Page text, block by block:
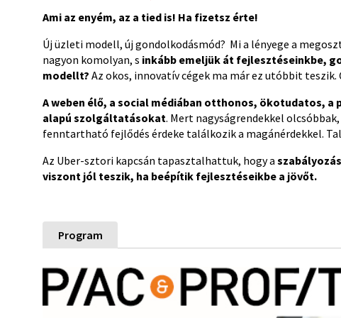
Ami az enyém, az a tied is! Ha fizetsz érte!
Új üzleti modell, új gondolkodásmód? Mi a lényege a
nagyon komolyan, s inkább emeljük át fejlesztéseinkbe,
modellt? Az okos, innovatív cégek ma már ez utóbbit
A weben élő, a social médiában otthonos, ökotudatos,
alapú szolgáltatásokat. Mert nagyságrendekkel
fenntartható fejlődés érdeke találkozik a magánérdekkel.
Az Uber-sztori kapcsán tapasztalhattuk, hogy a
viszont jól teszik, ha beépítik fejlesztéseikbe a jövőt.
Program